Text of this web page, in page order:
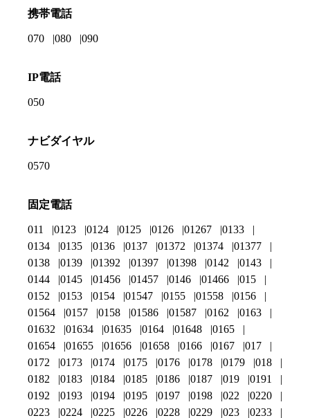
携帯電話
070 080 090
IP電話
050
ナビダイヤル
0570
固定電話
011 0123 0124 0125 0126 01267
0133
0134
0135 0136 0137 01372 01374
01377
0138
0139 01392 01397 01398 0142
0143
0144
0145 01456 01457 0146 01466
015
0152
0153 0154 01547 0155 01558
0156
01564
0157 0158 01586 01587 0162
0163
01632
01634 01635 0164 01648
0165
01654
01655 01656 01658 0166 0167
017
0172
0173 0174 0175 0176 0178 0179
018
0182
0183 0184 0185 0186 0187 019
0191
0192
0193 0194 0195 0197 0198 022
0220
0223
0224 0225 0226 0228 0229 023 0233